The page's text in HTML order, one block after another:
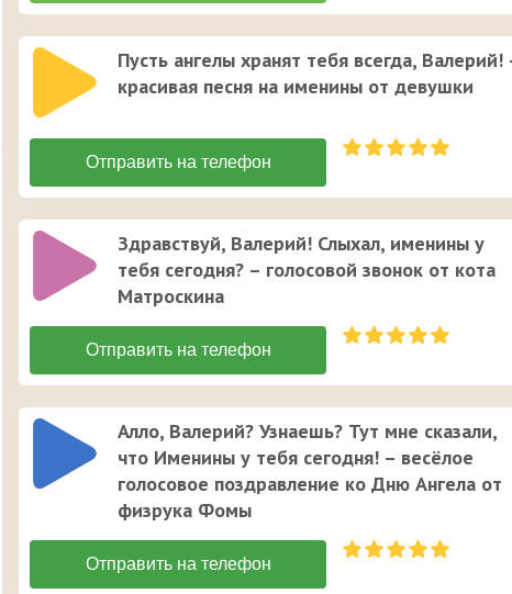
Пусть ангелы хранят тебя всегда, Валерий!
красивая песня на именины от девушки
Здравствуй, Валерий! Слыхал, именины у
тебя сегодня? – голосовой звонок от кота
Матроскина
Алло, Валерий? Узнаешь? Тут мне сказали,
что Именины у тебя сегодня! – весёлое
голосовое поздравление ко Дню Ангела от
физрука Фомы